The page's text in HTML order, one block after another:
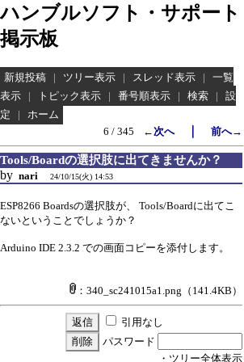
ハンブルソフト・サポート
掲示板
新規投稿 | ツリー表示 | スレッド表示 |
一覧
表示
| トピック表示 | 番号順表示 | 検索 |
設
定
|
ホーム
6 / 345
←次へ｜ 前へ→
Tools/Boardの選択肢に出てきませんか？
by nari 24/10/15(火) 14:53
ESP8266 Boardsの選択肢が、 Tools/Boardに出てこ
ないということでしょうか？
Arduino IDE 2.3.2 での画面コピーを添付します。
：340_sc241015a1.png （141.4KB）
引用なし
パスワード
・ツリー全体表示